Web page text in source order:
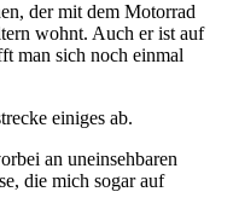
der mit dem Motorrad
wohnt. Auch er ist auf
man sich noch einmal
einiges ab.
an uneinsehbaren
die mich sogar auf